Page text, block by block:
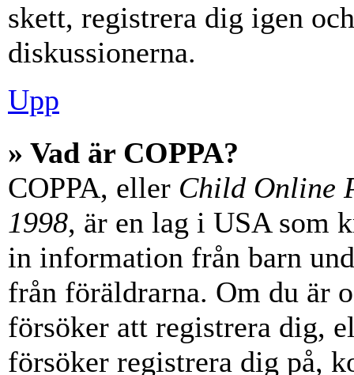
skett, registrera dig igen
diskussionerna.
Upp
» Vad är COPPA?
COPPA, eller Child Online
1998, är en lag i USA som
in information från barn
från föräldrarna. Om du är
försöker att registrera dig,
försöker registrera dig på,